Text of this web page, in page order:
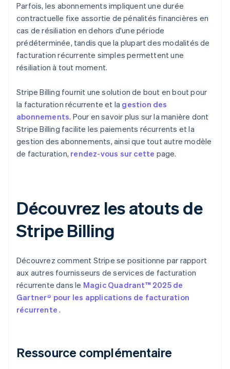
Parfois, les abonnements impliquent une durée
contractuelle fixe assortie de pénalités financières en
cas de résiliation en dehors d'une période
prédéterminée, tandis que la plupart des modalités de
facturation récurrente simples permettent une
résiliation à tout moment.
Stripe Billing fournit une solution de bout en bout pour
la facturation récurrente et la gestion des
abonnements. Pour en savoir plus sur la manière dont
Stripe Billing facilite les paiements récurrents et la
gestion des abonnements, ainsi que tout autre modèle
de facturation, rendez-vous sur cette page.
Découvrez les atouts de
Stripe Billing
Découvrez comment Stripe se positionne par rapport
aux autres fournisseurs de services de facturation
récurrente dans le Magic Quadrant™ 2025 de
Gartner® pour les applications de facturation
récurrente.
Ressource complémentaire